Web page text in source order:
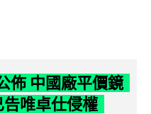
佈 中國廠平價鏡
唯卓仕侵權